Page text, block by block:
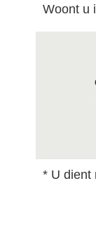
Woont u
* U dient